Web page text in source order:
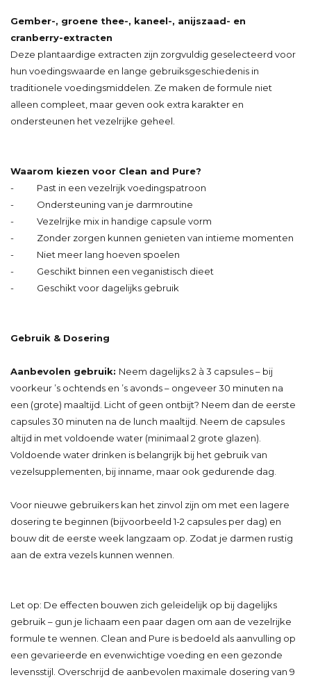
Gember-, groene thee-, kaneel-, anijszaad- en
cranberry-extracten
Deze plantaardige extracten zijn zorgvuldig geselecteerd voor
hun voedingswaarde en lange gebruiksgeschiedenis in
traditionele voedingsmiddelen. Ze maken de formule niet
alleen compleet, maar geven ook extra karakter en
ondersteunen het vezelrijke geheel.
Waarom kiezen voor Clean and Pure?
- Past in een vezelrijk voedingspatroon
- Ondersteuning van je darmroutine
- Vezelrijke mix in handige capsule vorm
- Zonder zorgen kunnen genieten van intieme momenten
- Niet meer lang hoeven spoelen
- Geschikt binnen een veganistisch dieet
- Geschikt voor dagelijks gebruik
Gebruik & Dosering
Aanbevolen gebruik: Neem dagelijks 2 à 3 capsules – bij
voorkeur ’s ochtends en ’s avonds – ongeveer 30 minuten na
een (grote) maaltijd. Licht of geen ontbijt? Neem dan de eerste
capsules 30 minuten na de lunch maaltijd. Neem de capsules
altijd in met voldoende water (minimaal 2 grote glazen).
Voldoende water drinken is belangrijk bij het gebruik van
vezelsupplementen, bij inname, maar ook gedurende dag.
Voor nieuwe gebruikers kan het zinvol zijn om met een lagere
dosering te beginnen (bijvoorbeeld 1-2 capsules per dag) en
bouw dit de eerste week langzaam op. Zodat je darmen rustig
aan de extra vezels kunnen wennen.
Let op: De effecten bouwen zich geleidelijk op bij dagelijks
gebruik – gun je lichaam een paar dagen om aan de vezelrijke
formule te wennen. Clean and Pure is bedoeld als aanvulling op
een gevarieerde en evenwichtige voeding en een gezonde
levensstijl. Overschrijd de aanbevolen maximale dosering van 9